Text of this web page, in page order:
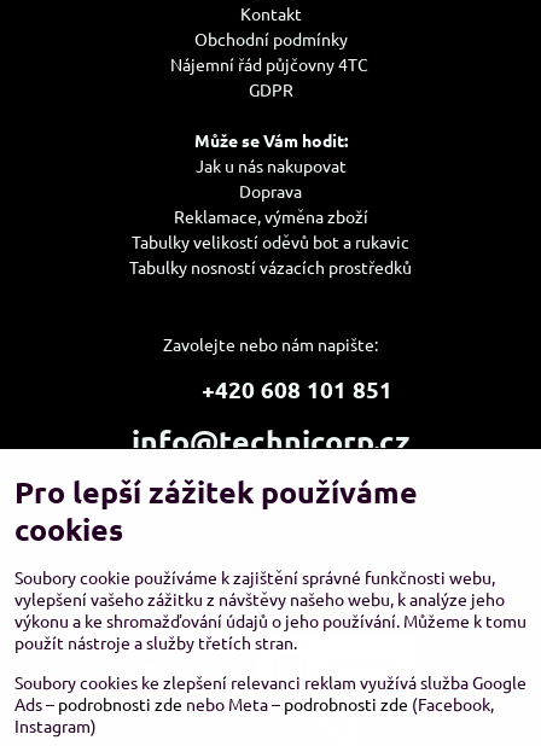
Kontakt
Obchodní podmínky
Nájemní řád půjčovny 4TC
GDPR
Může se Vám hodit:
Jak u nás nakupovat
Doprava
Reklamace, výměna zboží
Tabulky velikostí oděvů bot a rukavic
Tabulky nosností vázacích prostředků
Zavolejte nebo nám napište:
+420 608 101 851
info@technicorp.cz
Showroom a výdejní místo:
TECHNICORP ESHOP s.r.o.
143 00 Praha 4 – Modřany
Pro lepší zážitek používáme
cookies
Soubory cookie používáme k zajištění správné funkčnosti webu,
vylepšení vašeho zážitku z návštěvy našeho webu, k analýze jeho
výkonu a ke shromažďování údajů o jeho používání. Můžeme k tomu
použít nástroje a služby třetích stran.
Soubory cookies ke zlepšení relevanci reklam využívá služba Google
Ads – podrobnosti zde nebo Meta – podrobnosti zde (Facebook,
Instagram)